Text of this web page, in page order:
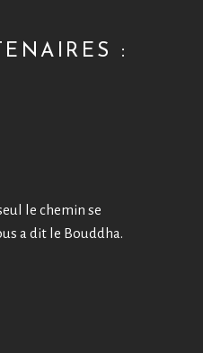
:
le chemin se
a dit le Bouddha.